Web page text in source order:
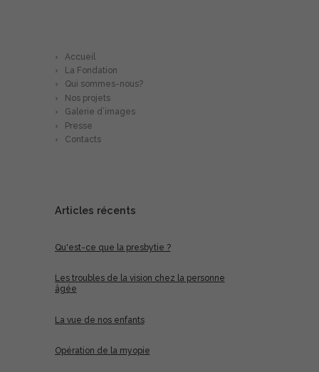
Accueil
La Fondation
Qui sommes-nous?
Nos projets
Galerie d’images
Presse
Contacts
Articles récents
Qu'est-ce que la presbytie ?
Les troubles de la vision chez la personne
âgée
La vue de nos enfants
Opération de la myopie